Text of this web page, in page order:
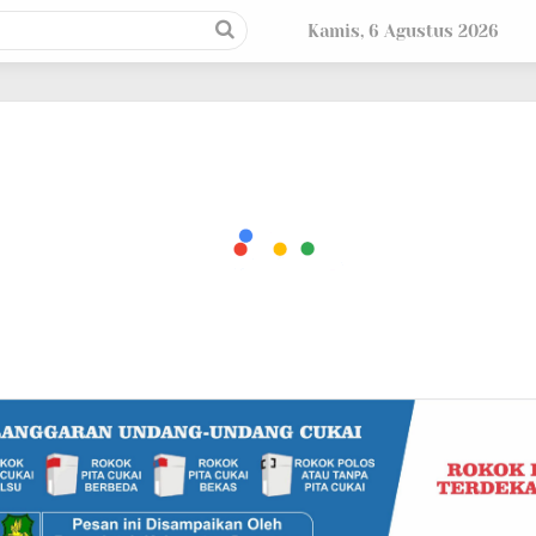
Kamis, 6 Agustus 2026